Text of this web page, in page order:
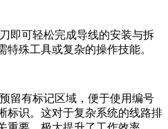
即可轻松完成导线的安装与拆
殊工具或复杂的操作技能。
留有标记区域，便于使用编号
标识。这对于复杂系统的线路排